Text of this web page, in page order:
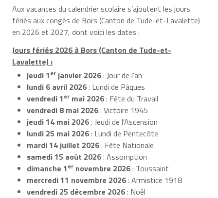
Aux vacances du calendrier scolaire s’ajoutent les jours
fériés aux congés de Bors (Canton de Tude-et-Lavalette)
en 2026 et 2027, dont voici les dates :
Jours fériés 2026 à Bors (Canton de Tude-et-
Lavalette) :
jeudi 1er janvier 2026: Jour de l'an
lundi 6 avril 2026: Lundi de Pâques
vendredi 1er mai 2026: Fête du Travail
vendredi 8 mai 2026: Victoire 1945
jeudi 14 mai 2026: Jeudi de l'Ascension
lundi 25 mai 2026: Lundi de Pentecôte
mardi 14 juillet 2026: Fête Nationale
samedi 15 août 2026: Assomption
dimanche 1er novembre 2026: Toussaint
mercredi 11 novembre 2026: Armistice 1918
vendredi 25 décembre 2026: Noël